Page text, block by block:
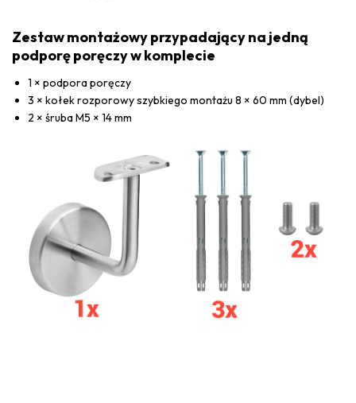
Zestaw montażowy przypadający na jedną
podporę poręczy w komplecie
1 × podpora poręczy
3 × kołek rozporowy szybkiego montażu 8 × 60 mm (dybel)
2 × śruba M5 × 14 mm